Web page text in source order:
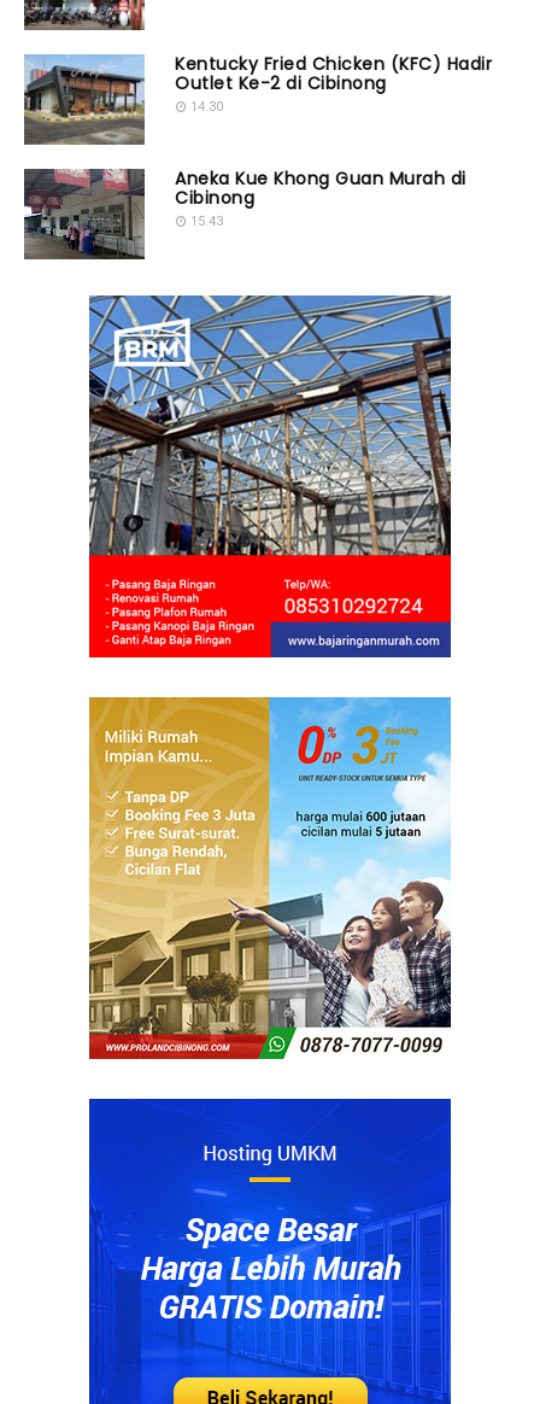
Kentucky Fried Chicken (KFC) Hadir
Outlet Ke-2 di Cibinong
14.30
Aneka Kue Khong Guan Murah di
Cibinong
15.43